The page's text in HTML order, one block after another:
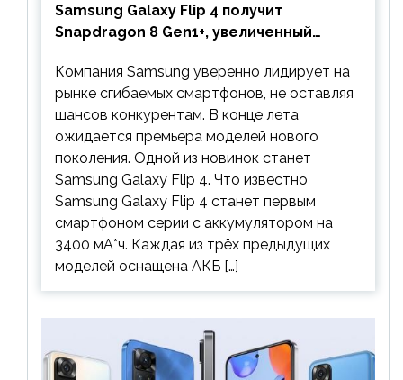
Samsung Galaxy Flip 4 получит
Snapdragon 8 Gen1+, увеличенный
предшественника
Компания Samsung уверенно лидирует на
рынке сгибаемых смартфонов, не оставляя
шансов конкурентам. В конце лета
ожидается премьера моделей нового
поколения. Одной из новинок станет
Samsung Galaxy Flip 4. Что известно
Samsung Galaxy Flip 4 станет первым
смартфоном серии с аккумулятором на
3400 мА*ч. Каждая из трёх предыдущих
моделей оснащена АКБ […]